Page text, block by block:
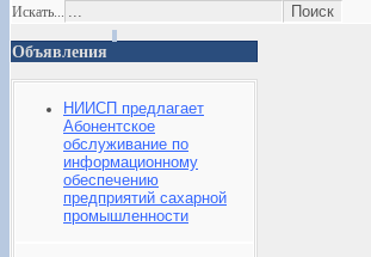
Искать...
Объявления
НИИСП предлагает
Абонентское
обслуживание по
информационному
обеспечению
предприятий сахарной
промышленности